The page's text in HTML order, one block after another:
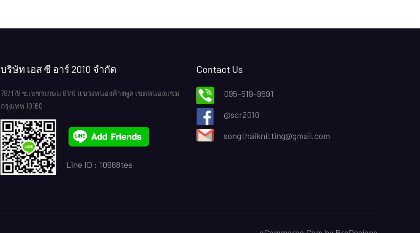
บริษัท เอส ซี อาร์ 2010 จำกัด
78/179 ซ.เพชรเกษม 81/6 แขวงหนองค้างพูล เขตหนองแขม
กรุงเทพ 10160
Line ID : 10968tee
Contact Us
095-519-9591
@scr2010
songthaiknitting@gmail.com